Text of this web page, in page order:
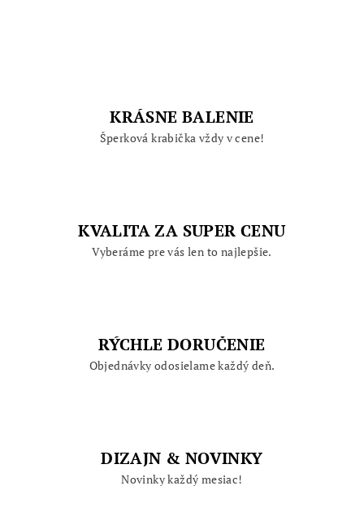
KRÁSNE BALENIE
Šperková krabička vždy v cene!
KVALITA ZA SUPER CENU
Vyberáme pre vás len to najlepšie.
RÝCHLE DORUČENIE
Objednávky odosielame každý deň.
DIZAJN & NOVINKY
Novinky každý mesiac!